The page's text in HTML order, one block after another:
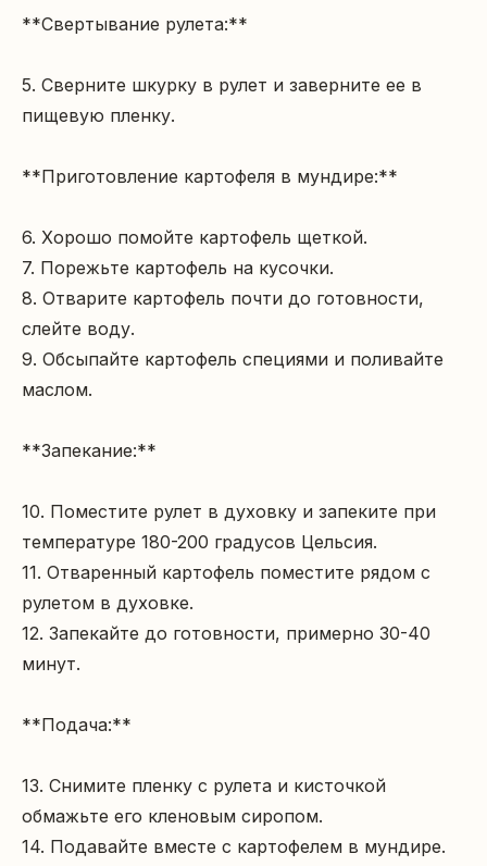
**Свертывание рулета:**
5. Сверните шкурку в рулет и заверните ее в
пищевую пленку.
**Приготовление картофеля в мундире:**
6. Хорошо помойте картофель щеткой.
7. Порежьте картофель на кусочки.
8. Отварите картофель почти до готовности,
слейте воду.
9. Обсыпайте картофель специями и поливайте
маслом.
**Запекание:**
10. Поместите рулет в духовку и запеките при
температуре 180-200 градусов Цельсия.
11. Отваренный картофель поместите рядом с
рулетом в духовке.
12. Запекайте до готовности, примерно 30-40
минут.
**Подача:**
13. Снимите пленку с рулета и кисточкой
обмажьте его кленовым сиропом.
14. Подавайте вместе с картофелем в мундире.